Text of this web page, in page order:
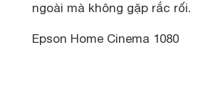
ngoài mà không gặp rắc rối.
Epson Home Cinema 1080